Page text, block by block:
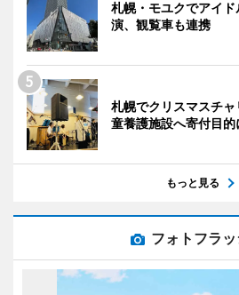
札幌・モユクでアイ
演、観覧車も連携
札幌でクリスマスチ
童養護施設へ寄付目的
もっと見る
フォトフラ